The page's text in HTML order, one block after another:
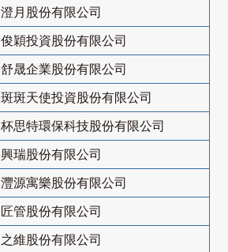
澄月股份有限公司
俊穎投資股份有限公司
舒晟企業股份有限公司
斑斑天使投資股份有限公司
杯思特環保科技股份有限公司
興瑞股份有限公司
灃源寓樂股份有限公司
匠管股份有限公司
之維股份有限公司